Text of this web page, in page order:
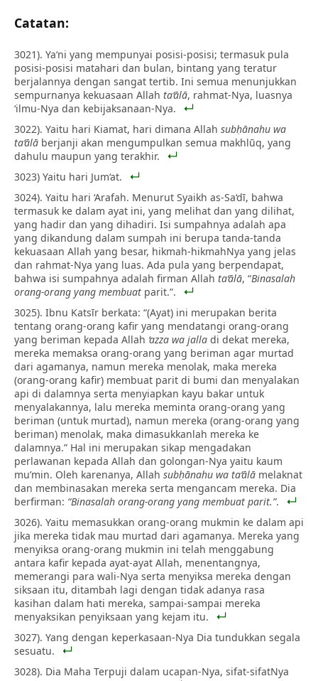
Catatan:
3021). Ya‘ni yang mempunyai posisi-posisi; termasuk pula
posisi-posisi matahari dan bulan, bintang yang teratur
berjalannya dengan sangat tertib. Ini semua menunjukkan
sempurnanya kekuasaan Allah ta‘ālā, rahmat-Nya, luasnya
‘ilmu-Nya dan kebijaksanaan-Nya.
3022). Yaitu hari Kiamat, hari dimana Allah subḥānahu wa
ta‘ālā berjanji akan mengumpulkan semua makhlūq, yang
dahulu maupun yang terakhir.
3023) Yaitu hari Jum‘at.
3024). Yaitu hari ‘Arafah. Menurut Syaikh as-Sa‘dī, bahwa
termasuk ke dalam ayat ini, yang melihat dan yang dilihat,
yang hadir dan yang dihadiri. Isi sumpahnya adalah apa
yang dikandung dalam sumpah ini berupa tanda-tanda
kekuasaan Allah yang besar, hikmah-hikmahNya yang jelas
dan rahmat-Nya yang luas. Ada pula yang berpendapat,
bahwa isi sumpahnya adalah firman Allah ta‘ālā, “Binasalah
orang-orang yang membuat parit.”.
3025). Ibnu Katsīr berkata: “(Ayat) ini merupakan berita
tentang orang-orang kafir yang mendatangi orang-orang
yang beriman kepada Allah ‘azza wa jalla di dekat mereka,
mereka memaksa orang-orang yang beriman agar murtad
dari agamanya, namun mereka menolak, maka mereka
(orang-orang kafir) membuat parit di bumi dan menyalakan
api di dalamnya serta menyiapkan kayu bakar untuk
menyalakannya, lalu mereka meminta orang-orang yang
beriman (untuk murtad), namun mereka (orang-orang yang
beriman) menolak, maka dimasukkanlah mereka ke
dalamnya.” Hal ini merupakan sikap mengadakan
perlawanan kepada Allah dan golongan-Nya yaitu kaum
mu’min. Oleh karenanya, Allah subḥānahu wa ta‘ālā melaknat
dan membinasakan mereka serta mengancam mereka. Dia
berfirman: “Binasalah orang-orang yang membuat parit.”.
3026). Yaitu memasukkan orang-orang mukmin ke dalam api
jika mereka tidak mau murtad dari agamanya. Mereka yang
menyiksa orang-orang mukmin ini telah menggabung
antara kafir kepada ayat-ayat Allah, menentangnya,
memerangi para wali-Nya serta menyiksa mereka dengan
siksaan itu, ditambah lagi dengan tidak adanya rasa
kasihan dalam hati mereka, sampai-sampai mereka
menyaksikan penyiksaan yang kejam itu.
3027). Yang dengan keperkasaan-Nya Dia tundukkan segala
sesuatu.
3028). Dia Maha Terpuji dalam ucapan-Nya, sifat-sifatNya